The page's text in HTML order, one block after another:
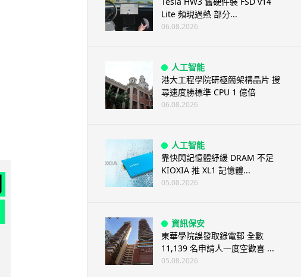
Lite 頻現過熱 部分...
06.08.2026
人工智能
港大工程學院研極簡架構晶片 搜
尋速度勝標準 CPU 1 億倍
06.08.2026
人工智能
靠快閃記憶體紓緩 DRAM 不足
KIOXIA 推 XL1 記憶體...
05.08.2026
資訊保安
東華學院誤發取錄電郵 全數
11,139 名申請人一度空歡喜 ...
05.08.2026